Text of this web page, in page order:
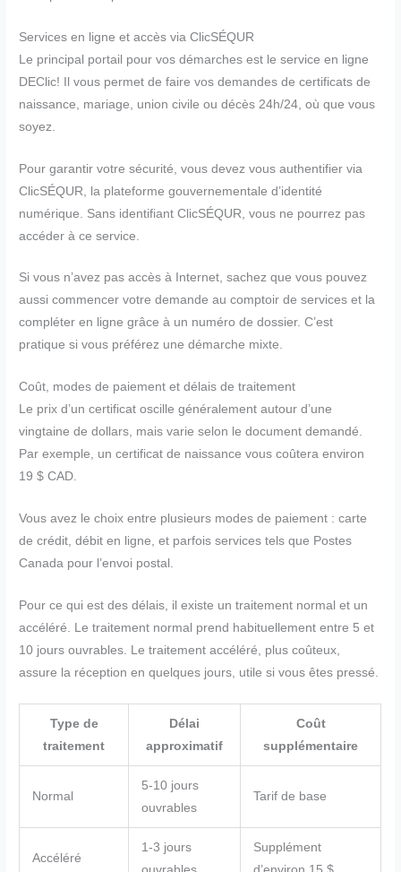
Services en ligne et accès via ClicSÉQUR
Le principal portail pour vos démarches est le service en ligne
DEClic! Il vous permet de faire vos demandes de certificats de
naissance, mariage, union civile ou décès 24h/24, où que vous
soyez.
Pour garantir votre sécurité, vous devez vous authentifier via
ClicSÉQUR, la plateforme gouvernementale d’identité
numérique. Sans identifiant ClicSÉQUR, vous ne pourrez pas
accéder à ce service.
Si vous n’avez pas accès à Internet, sachez que vous pouvez
aussi commencer votre demande au comptoir de services et la
compléter en ligne grâce à un numéro de dossier. C’est
pratique si vous préférez une démarche mixte.
Coût, modes de paiement et délais de traitement
Le prix d’un certificat oscille généralement autour d’une
vingtaine de dollars, mais varie selon le document demandé.
Par exemple, un certificat de naissance vous coûtera environ
19 $ CAD.
Vous avez le choix entre plusieurs modes de paiement : carte
de crédit, débit en ligne, et parfois services tels que Postes
Canada pour l’envoi postal.
Pour ce qui est des délais, il existe un traitement normal et un
accéléré. Le traitement normal prend habituellement entre 5 et
10 jours ouvrables. Le traitement accéléré, plus coûteux,
assure la réception en quelques jours, utile si vous êtes pressé.
Type de
traitement
Délai
approximatif
Coût
supplémentaire
Normal
5-10 jours
ouvrables
Tarif de base
Accéléré
1-3 jours
Supplément